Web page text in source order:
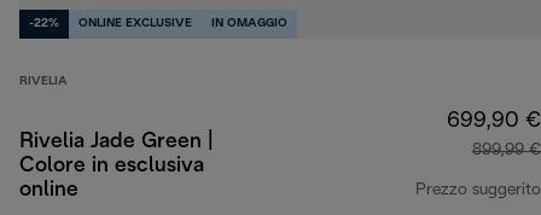
-22% ONLINE EXCLUSIVE IN OMAGGIO
RIVELIA
Rivelia Jade Green |
Colore in esclusiva
online
699,90 €
899,99 €
Prezzo suggerito